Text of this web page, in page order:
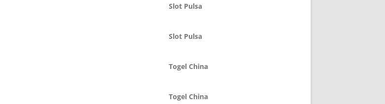
Slot Pulsa
Slot Pulsa
Togel China
Togel China